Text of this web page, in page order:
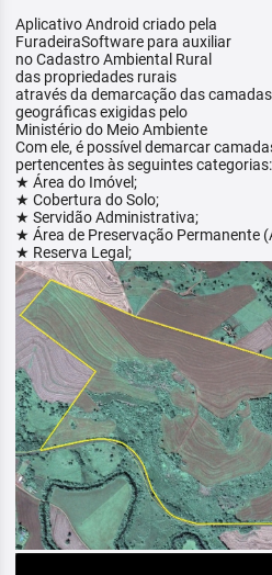
Aplicativo Android criado pela
FuradeiraSoftware para auxiliar
no Cadastro Ambiental Rural
das propriedades rurais
através da demarcação das camadas
geográficas exigidas pelo
Ministério do Meio Ambiente
Com ele, é possível demarcar
pertencentes às seguintes categorias:
★ Área do Imóvel;
★ Cobertura do Solo;
★ Servidão Administrativa;
★ Área de Preservação Permanente
★ Reserva Legal;